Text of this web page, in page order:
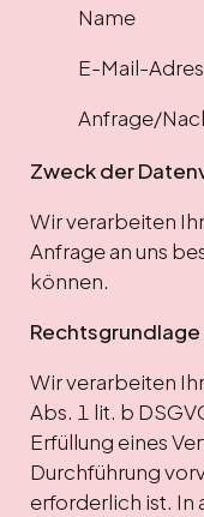
Name
E-Mail-
Anfrage/
Zweck der
Wir verarbeiten
Anfrage an uns
können.
Wir verarbeiten
Abs. 1 lit. b
Erfüllung eines
Durchführung
erforderlich ist. In